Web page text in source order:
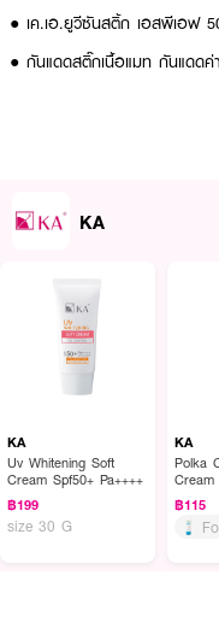
● เค.เอ.ยูวีซันสติ้ก เอสพีเอฟ
● กันแดดสติ๊กเนื้อแมท กันแดดค่
● เหงื่อออกไม่เป็นคราบ กันน้ำ
● เติมทับเมคอัพระหว่างวันได้
● ไม่ทำให้หน้าวอกลอย
● ไม่มีสารทำให้เกิดการระคาย
● FDA Registration no. 13-1-
How to Use :
ทาให้ทั่วผิวหน้าและผิวกาย ก่อน
KA
KA
Uv Whitening Soft
Cream Spf50+ Pa++++
฿199
size 30 G
KA
Polka
Cream
฿115